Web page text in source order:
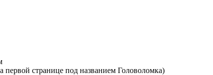
первой странице под названием Головоломка)